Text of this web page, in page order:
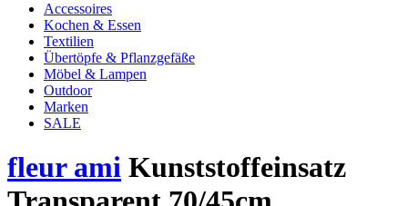
Accessoires
Kochen & Essen
Textilien
Übertöpfe & Pflanzgefäße
Möbel & Lampen
Outdoor
Marken
SALE
fleur ami Kunststoffeinsatz